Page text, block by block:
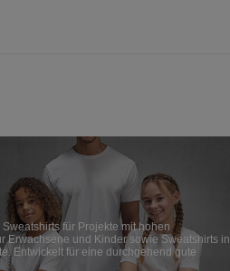
für Projekte mit hohen
Erwachsene und Kinder sowie Sweatshirts in
Entwickelt für eine durchgehend gute